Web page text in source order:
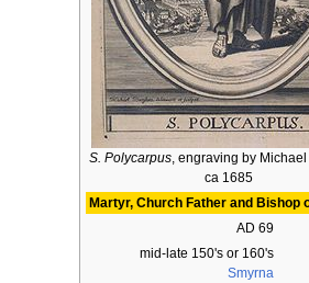
S. Polycarpus, engraving by
ca 1685
Martyr, Church Father and Bishop
AD 69
mid-late 150's or 160's
Smyrna